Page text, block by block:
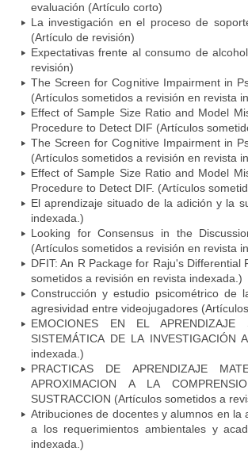
evaluación (Artículo corto)
La investigación en el proceso de
(Artículo de revisión)
Expectativas frente al consumo de
revisión)
The Screen for Cognitive Impairment in
(Artículos sometidos a revisión en revista
Effect of Sample Size Ratio and Model
Procedure to Detect DIF (Artículos
The Screen for Cognitive Impairment in
(Artículos sometidos a revisión en revista
Effect of Sample Size Ratio and Model
Procedure to Detect DIF. (Artículos
El aprendizaje situado de la adición y la
indexada.)
Looking for Consensus in the
(Artículos sometidos a revisión en revista
DFIT: An R Package for Raju's
sometidos a revisión en revista indexada.)
Construcción y estudio psicométrico
agresividad entre videojugadores
EMOCIONES EN EL
SISTEMÁTICA DE LA
indexada.)
PRACTICAS DE APRENDIZAJE
APROXIMACION A LA
SUSTRACCION (Artículos sometidos a
Atribuciones de docentes y alumnos en
a los requerimientos ambientales y
indexada.)